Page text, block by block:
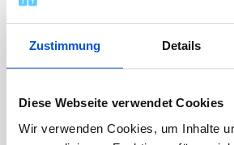
Zustimmung Details
Diese Webseite verwendet Cookies
Wir verwenden Cookies, um Inhalte
Januar 2021
Dezember 2020